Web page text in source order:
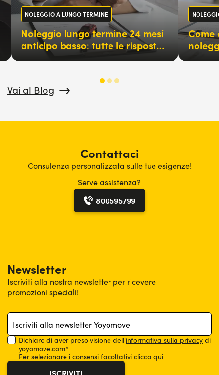
NOLEGGIO A LUNGO TERMINE
Noleggio lungo termine 24 mesi
anticipo basso: tutte le risposte
Come
Vai al Blog
Contattaci
Consulenza personalizzata sulle tue esigenze!
Serve assistenza?
800595799
Newsletter
Iscriviti alla nostra newsletter per ricevere
promozioni speciali!
Dichiaro di aver preso visione dell'informativa sulla privacy di
yoyomove.com.*
Per selezionare i consensi facoltativi clicca qui
Acconsento al trattamento dei miei dati personali per l'invio,
ISCRIVITI